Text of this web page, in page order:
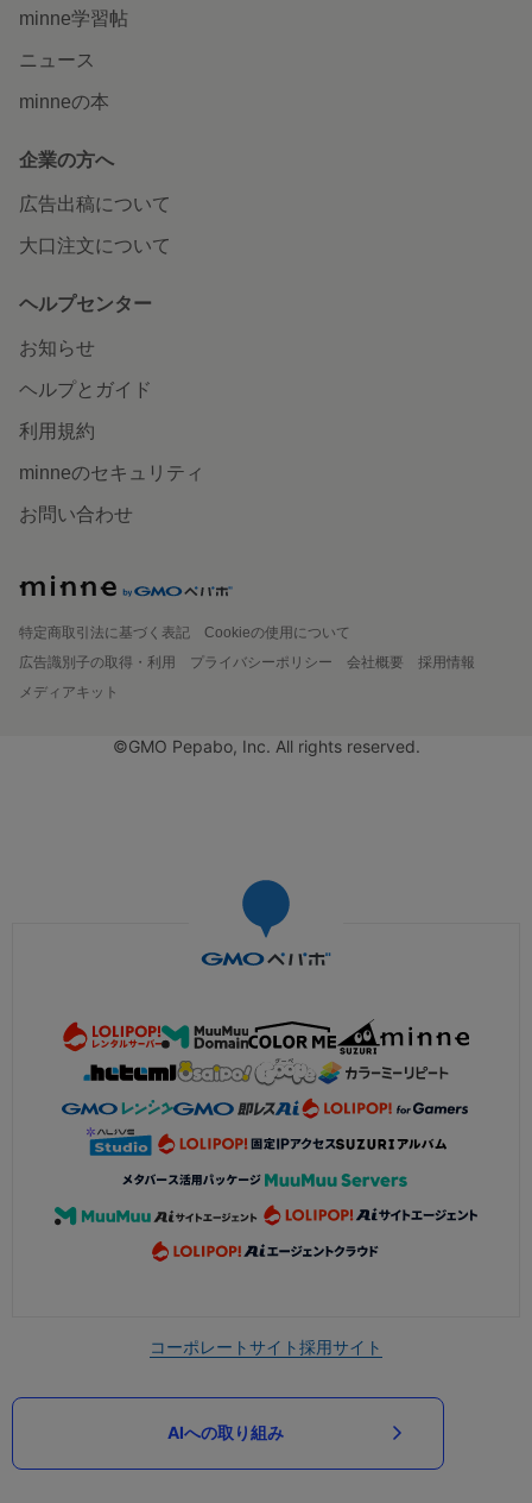
minne学習帖
ニュース
minneの本
企業の方へ
広告出稿について
大口注文について
ヘルプセンター
お知らせ
ヘルプとガイド
利用規約
minneのセキュリティ
お問い合わせ
特定商取引法に基づく表記
Cookieの使用について
広告識別子の取得・利用
プライバシーポリシー 会社概要
採用情報
メディアキット
©GMO Pepabo, Inc. All rights reserved.
コーポレートサイト採用サイト
AIへの取り組み